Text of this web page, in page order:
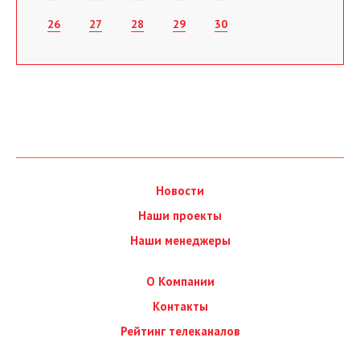
26 27 28 29 30
Новости
Наши проекты
Наши менеджеры
О Компании
Контакты
Рейтинг телеканалов